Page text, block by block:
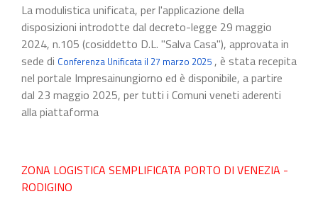
La modulistica unificata, per l'applicazione della
disposizioni introdotte dal decreto-legge 29 maggio
2024, n.105 (cosiddetto D.L. "Salva Casa"), approvata in
sede di Conferenza Unificata il 27 marzo 2025 , è stata recepita
nel portale Impresainungiorno ed è disponibile, a partire
dal 23 maggio 2025, per tutti i Comuni veneti aderenti
alla piattaforma
ZONA LOGISTICA SEMPLIFICATA PORTO DI VENEZIA -
RODIGINO